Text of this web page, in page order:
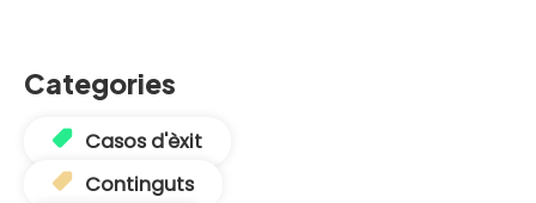
Categories
Casos d'èxit
Continguts